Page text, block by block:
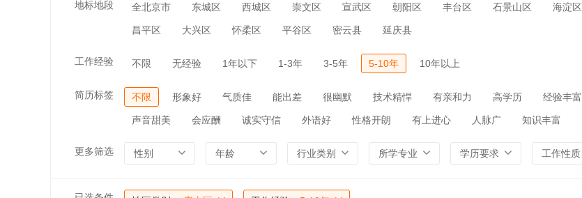
地标地段 全北京市 东城区 西城区 崇文区 宣武区 朝阳区 丰台区 石景山区 海淀区
昌平区 大兴区 怀柔区 平谷区 密云县 延庆县
工作经验 不限 无经验 1年以下 1-3年 3-5年 5-10年 10年以上
简历标签 不限 形象好 气质佳 能出差 很幽默 技术精悍 有亲和力 高学历 经验丰富
声音甜美 会应酬 诚实守信 外语好 性格开朗 有上进心 人脉广 知识丰富
更多筛选 性别 年龄 行业类别 所学专业 学历要求 工作性质